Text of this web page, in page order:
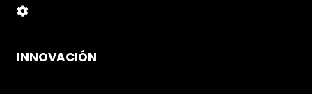
INNOVACIÓN